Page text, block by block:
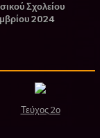
Σχολείου
2024
Τεύχος 2ο